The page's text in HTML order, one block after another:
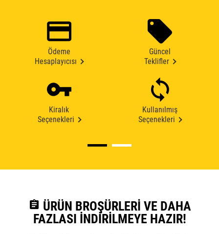
Ödeme
Hesaplayıcısı
Güncel
Teklifler
Kiralık
Seçenekleri
Kullanılmış
Seçenekleri
assignment ÜRÜN BROŞÜRLERI VE DAHA
FAZLASI İNDIRILMEYE HAZIR!